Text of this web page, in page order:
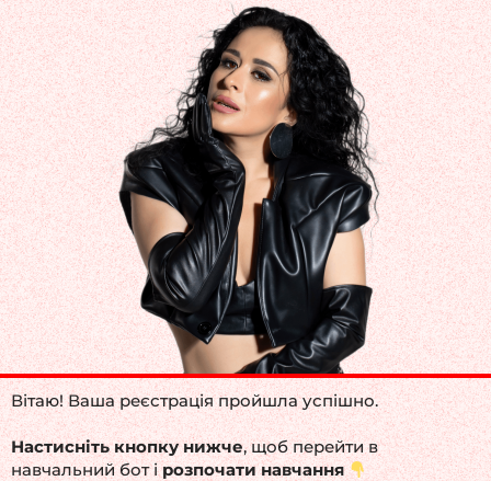
Вітаю! Ваша реєстрація пройшла успішно.
Настисніть кнопку нижче, щоб перейти в
навчальний бот ірозпочати навчання